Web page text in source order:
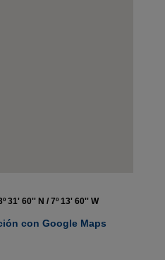
31' 60'' N / 7º 13' 60'' W
con Google Maps